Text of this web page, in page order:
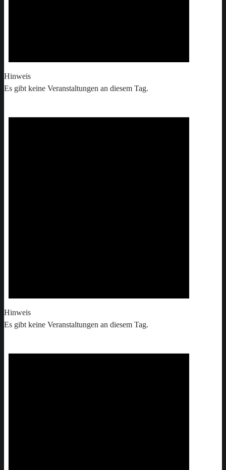
Hinweis
Es gibt keine Veranstaltungen an diesem Tag.
Hinweis
Es gibt keine Veranstaltungen an diesem Tag.